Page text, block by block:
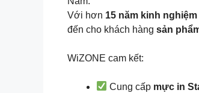
Với hơn 15 năm kinh
đến cho khách hàng sản
WiZONE cam kết:
Cung cấp mực in